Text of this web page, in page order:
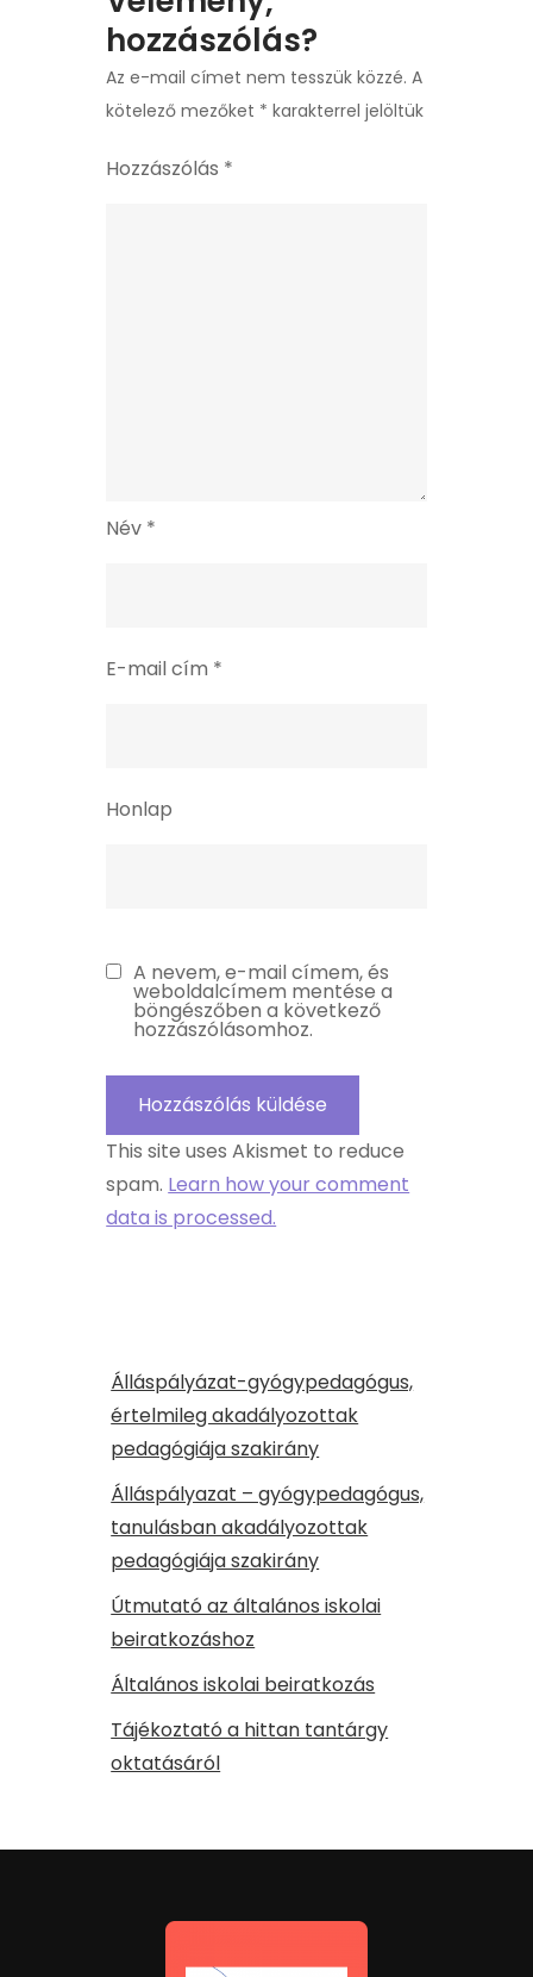
hozzászólás?
Az e-mail címet nem tesszük közzé. A
kötelező mezőket * karakterrel jelöltük
Hozzászólás *
Név *
E-mail cím *
Honlap
A nevem, e-mail címem, és
weboldalcímem mentése a
böngészőben a következő
hozzászólásomhoz.
This site uses Akismet to reduce
spam. Learn how your comment
data is processed.
Álláspályázat-gyógypedagógus,
értelmileg akadályozottak
pedagógiája szakirány
Álláspályazat – gyógypedagógus,
tanulásban akadályozottak
pedagógiája szakirány
Útmutató az általános iskolai
beiratkozáshoz
Általános iskolai beiratkozás
Tájékoztató a hittan tantárgy
oktatásáról